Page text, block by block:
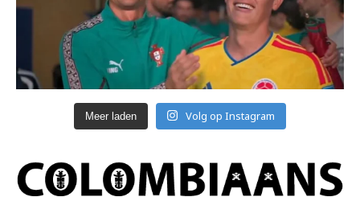
Meer laden Volg op Instagram